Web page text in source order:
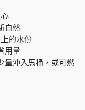
自然
的水份
用量
量沖入馬桶，或可燃